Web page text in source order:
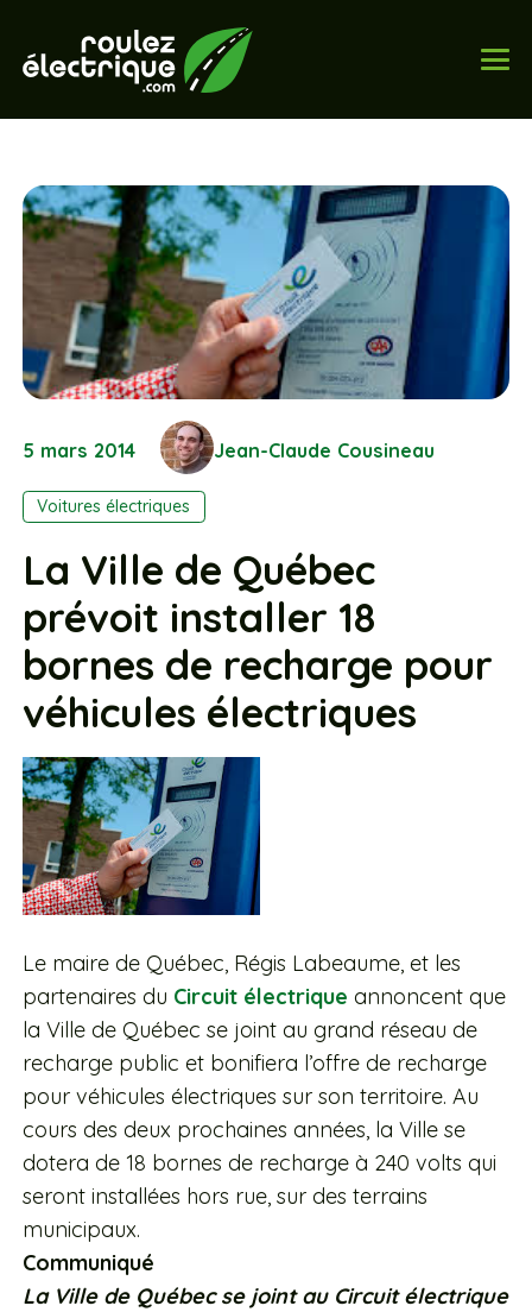
5 mars 2014 Jean-Claude Cousineau
Voitures électriques
La Ville de Québec
prévoit installer 18
bornes de recharge pour
véhicules électriques
Le maire de Québec, Régis Labeaume, et les
partenaires du Circuit électrique annoncent que
la Ville de Québec se joint au grand réseau de
recharge public et bonifiera l’offre de recharge
pour véhicules électriques sur son territoire. Au
cours des deux prochaines années, la Ville se
dotera de 18 bornes de recharge à 240 volts qui
seront installées hors rue, sur des terrains
municipaux.
Communiqué
La Ville de Québec se joint au Circuit électrique